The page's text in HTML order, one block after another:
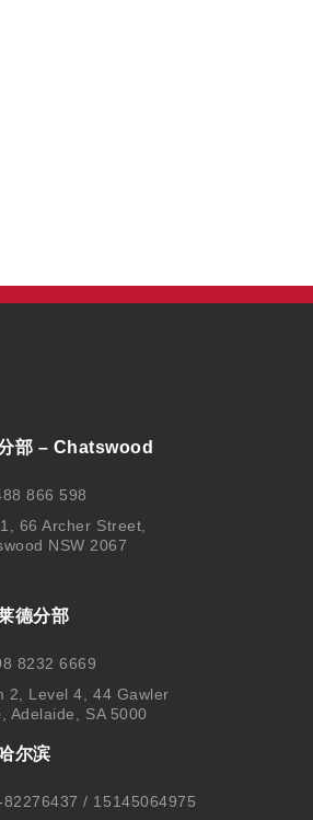
部 – Chatswood
866 598
66 Archer Street,
NSW 2067
德分部
8232 6669
2, Level 4, 44 Gawler
Adelaide, SA 5000
尔滨
82276437 / 15145064975